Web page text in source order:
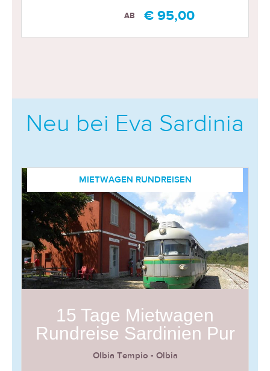
AB € 95,00
Neu bei Eva Sardinia
MIETWAGEN RUNDREISEN
15 Tage Mietwagen
Rundreise Sardinien Pur
Olbia Tempio - Olbia